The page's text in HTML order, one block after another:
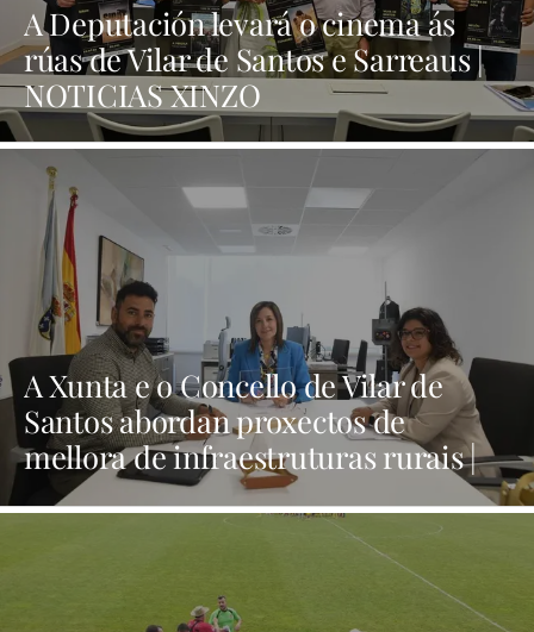
A Deputación levará o cinema ás
rúas de Vilar de Santos e Sarreaus |
NOTICIAS XINZO
A Xunta e o Concello de Vilar de
Santos abordan proxectos de
mellora de infraestruturas rurais |
NOTICIAS XINZO